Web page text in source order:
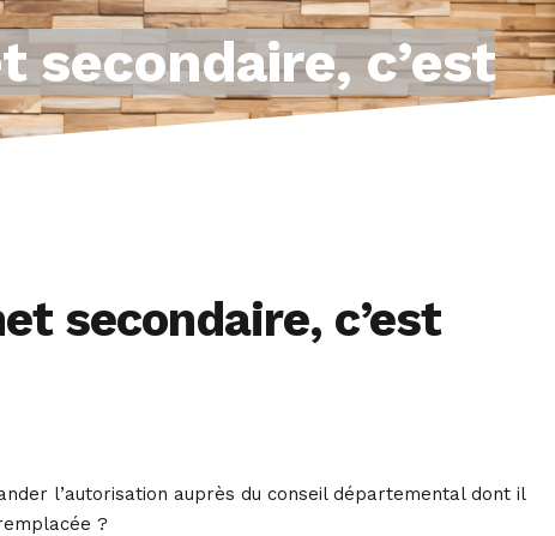
secondaire, c’est
secondaire, c’est
l’autorisation auprès du conseil départemental dont il
?